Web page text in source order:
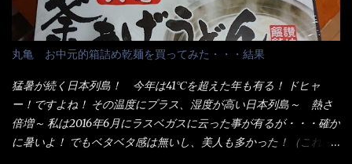
文方法としてあるらしい。 それと店員によっては、理解出来ない
者も居るらしい云う事。 そこでランチ混雑前に、行くのが店への
配慮でもある。 11:20 店内に入り・・・『釜揚げうどん得を湯ナ
シで！』と注文したら、近場にいたオッサン店員はキョトンとし
た顔『湯なし？』（これだ全く理解していないな） すると茹で方
の若い女性店員が『いい！いい！！』とオッサンを向こうへやっ
た。 でサッサと、木桶を用意してうどんだけ入れて出して来まし
た。 な～るほど、この事か・・・ で今日の2021年後半1回目のサ
丸亀 お中元的箱詰め乾麺を買ってみた・・・結果
猛暑が続く日本列島！ 今年は41℃を超えた年も有る！ ドヒャ
ー！ですよね！ その温度にプラス、湿度が高い日本列島～ 熱さ
倍増～ 私は2016年6月にラスベガスに云った事が有るが・・・確か
に暑いよ！ でもベタベタ感は無いし、美人も多かった！（これは